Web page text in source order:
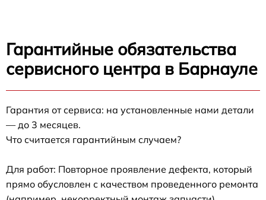
Гарантийные обязательства
сервисного центра в Барнауле
Гарантия от сервиса: на установленные нами детали
— до 3 месяцев.
Что считается гарантийным случаем?
Для работ: Повторное проявление дефекта, который
прямо обусловлен с качеством проведенного ремонта